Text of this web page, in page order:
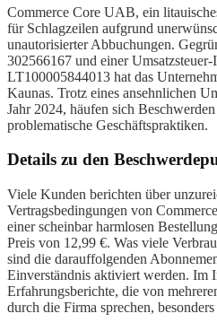
Commerce Core UAB, ein
für Schlagzeilen aufgrund
unautorisierter Abbuchungen.
302566167 und einer
LT100005844013 hat das
Kaunas. Trotz eines ansehnlichen
Jahr 2024, häufen sich
problematische Geschäftspraktiken.
Details zu den
Viele Kunden berichten über
Vertragsbedingungen von
einer scheinbar harmlosen
Preis von 12,99 €. Was viele
sind die darauffolgenden
Einverständnis aktiviert werden. Im
Erfahrungsberichte, die von
durch die Firma sprechen,